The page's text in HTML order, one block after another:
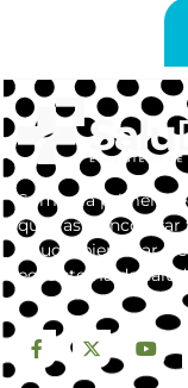
Somos la primera
que vas a encontrar
salud y bienestar.
ecosistema de